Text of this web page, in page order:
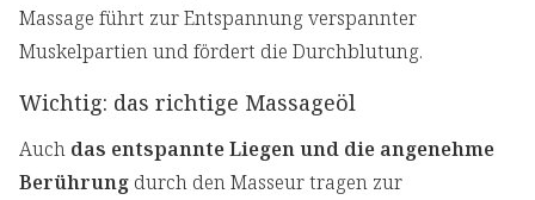
Massage führt zur Entspannung verspannter
Muskelpartien und fördert die Durchblutung.
Wichtig: das richtige Massageöl
Auch das entspannte Liegen und die angenehme
Berührung durch den Masseur tragen zur